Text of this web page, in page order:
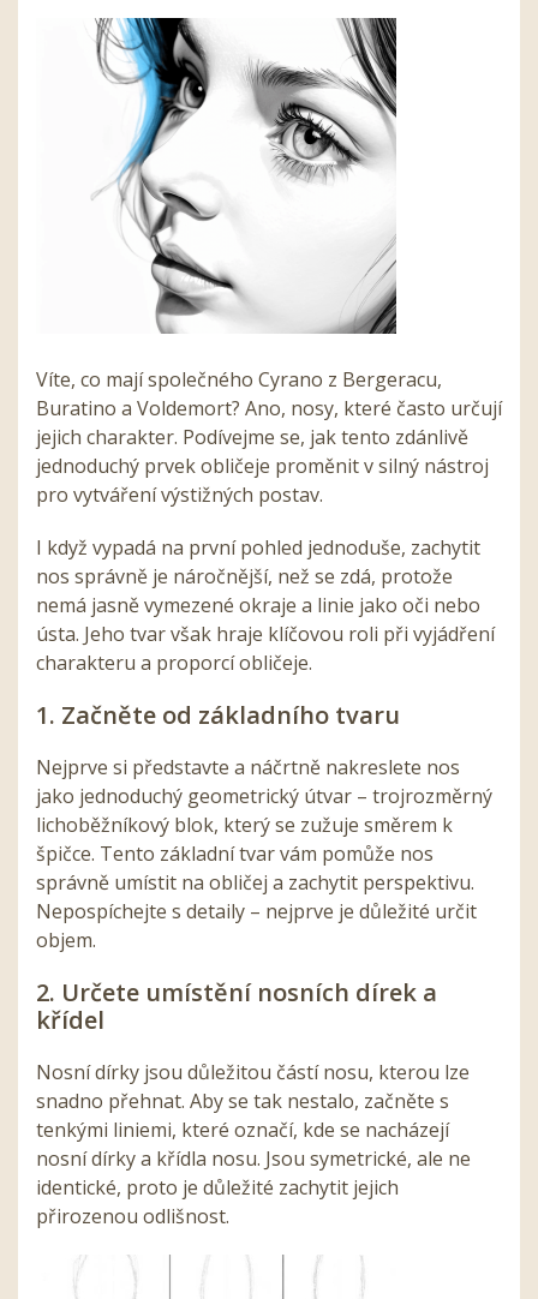
Víte, co mají společného Cyrano z Bergeracu,
Buratino a Voldemort? Ano, nosy, které často určují
jejich charakter. Podívejme se, jak tento zdánlivě
jednoduchý prvek obličeje proměnit v silný nástroj
pro vytváření výstižných postav.
I když vypadá na první pohled jednoduše, zachytit
nos správně je náročnější, než se zdá, protože
nemá jasně vymezené okraje a linie jako oči nebo
ústa. Jeho tvar však hraje klíčovou roli při vyjádření
charakteru a proporcí obličeje.
1. Začněte od základního tvaru
Nejprve si představte a náčrtně nakreslete nos
jako jednoduchý geometrický útvar – trojrozměrný
lichoběžníkový blok, který se zužuje směrem k
špičce. Tento základní tvar vám pomůže nos
správně umístit na obličej a zachytit perspektivu.
Nepospíchejte s detaily – nejprve je důležité určit
objem.
2. Určete umístění nosních dírek a
křídel
Nosní dírky jsou důležitou částí nosu, kterou lze
snadno přehnat. Aby se tak nestalo, začněte s
tenkými liniemi, které označí, kde se nacházejí
nosní dírky a křídla nosu. Jsou symetrické, ale ne
identické, proto je důležité zachytit jejich
přirozenou odlišnost.